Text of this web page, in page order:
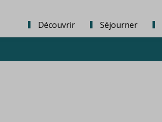
Découvrir Séjourner